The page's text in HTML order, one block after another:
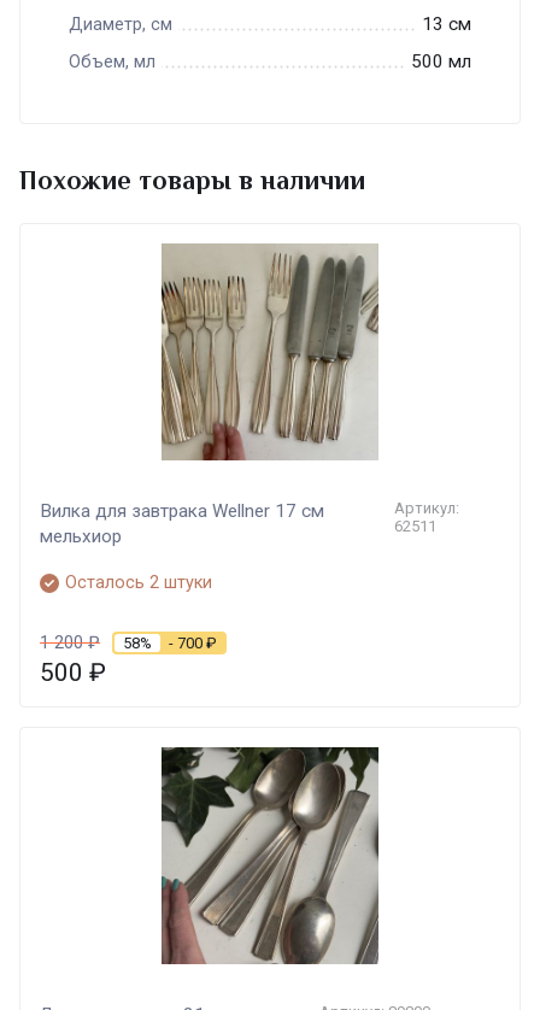
Диаметр, см 13 см
Объем, мл 500 мл
Похожие товары в наличии
Вилка для завтрака Wellner 17 см
мельхиор
Артикул:
62511
Осталось 2 штуки
1 200₽ 58% - 700 ₽
500 ₽